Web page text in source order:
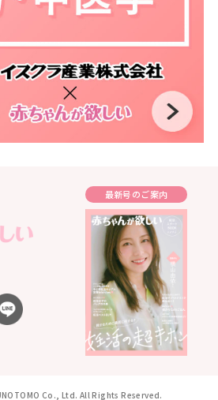
最新号のご案内
Co., Ltd. All Rights Reserved.